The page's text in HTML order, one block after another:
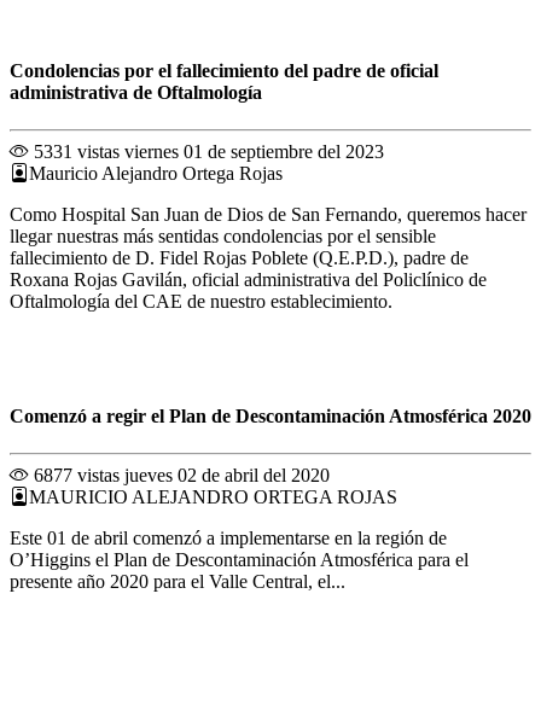
Condolencias por el fallecimiento del padre de oficial
administrativa de Oftalmología
5331 vistas viernes 01 de septiembre del 2023
Mauricio Alejandro Ortega Rojas
Como Hospital San Juan de Dios de San Fernando, queremos hacer
llegar nuestras más sentidas condolencias por el sensible
fallecimiento de D. Fidel Rojas Poblete (Q.E.P.D.), padre de
Roxana Rojas Gavilán, oficial administrativa del Policlínico de
Oftalmología del CAE de nuestro establecimiento.
Comenzó a regir el Plan de Descontaminación Atmosférica 2020
6877 vistas jueves 02 de abril del 2020
MAURICIO ALEJANDRO ORTEGA ROJAS
Este 01 de abril comenzó a implementarse en la región de
O’Higgins el Plan de Descontaminación Atmosférica para el
presente año 2020 para el Valle Central, el...